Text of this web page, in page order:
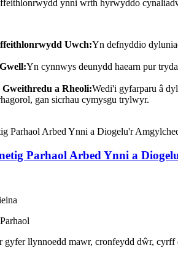
ynni wrth hyrwyddo
Uwch:Yn defnyddio
Yn cynnwys deunydd haearn pur
a Rheoli:Wedi'i gyfarparu â
gan sicrhau cymysgu trylwyr.
Parhaol Arbed Ynni a
gyfer llynnoedd mawr, cronfeydd dŵr,